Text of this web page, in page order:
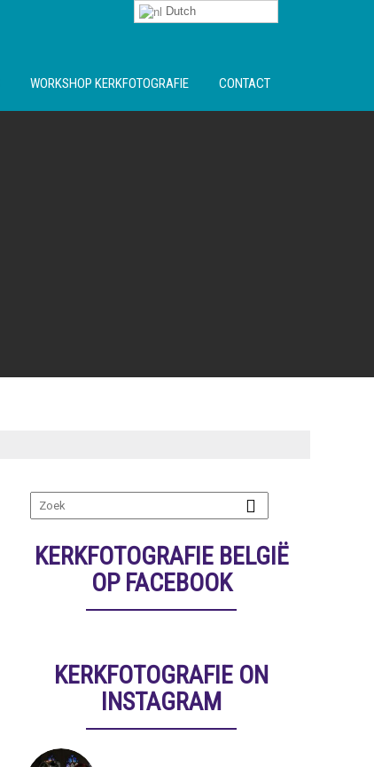
WORKSHOP KERKFOTOGRAFIE CONTACT
KERKFOTOGRAFIE BELGIË
OP FACEBOOK
KERKFOTOGRAFIE ON
INSTAGRAM
Dutch